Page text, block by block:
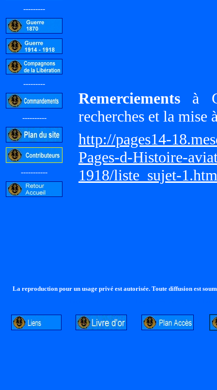
---------
---------
----------
-----------
Remerciements à
recherches et la mise
http://pages14-
Pages-d-Histoire-
1918/liste_sujet-1.htm
La reproduction pour un usage privé est autorisée. Toute diffusion est